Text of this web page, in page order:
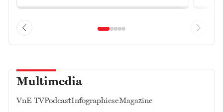
Multimedia
VnE TVPodcastInfographicseMagazine